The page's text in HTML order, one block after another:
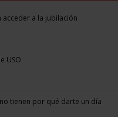
acceder a la jubilación
USO
tienen por qué darte un día